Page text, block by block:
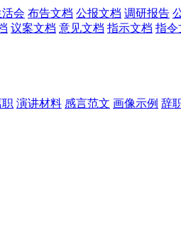
会 布告文档 公报文档 调研报告
议案文档 意见文档 指示文档 指令
演讲材料 感言范文 画像示例 辞